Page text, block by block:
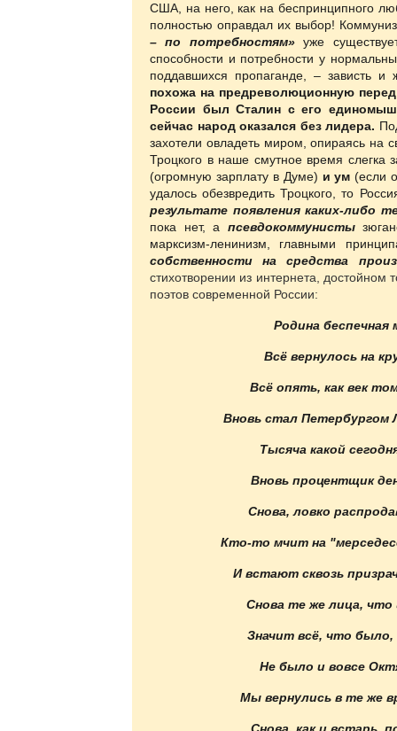
США, на него, как на беспринципного
полностью оправдал их выбор!
– по потребностям»уже
способности и потребности у
поддавшихся пропаганде, – зависть
похожа на предреволюционную
России был Сталин с его
сейчас народ оказался без лидера.
захотели овладеть миром, опираясь на
Троцкого в наше смутное время слегка
(огромную зарплату в Думе) и ум(если
удалось обезвредить Троцкого, то
результате появления каких-либо
пока нет, а псевдокоммунисты
марксизм-ленинизм, главными
собственности на средства
стихотворении из интернета, достойном
поэтов современной России:
Родина
Всё вернулось на
Всё опять, как век
Вновь стал Петербургом
Тысяча какой
Вновь процентщик
Снова, ловко
Кто-то мчит на
И встают сквозь
Снова те же лица, что
Значит всё, что
Не было и вовсе
Мы вернулись в те же